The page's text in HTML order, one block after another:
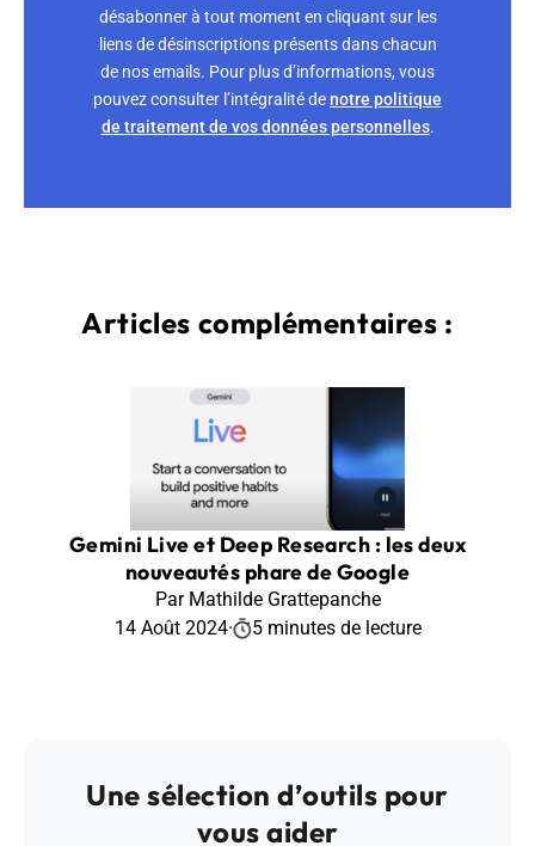
désabonner à tout moment en cliquant sur les
liens de désinscriptions présents dans chacun
de nos emails. Pour plus d’informations, vous
pouvez consulter l’intégralité denotre politique
de traitement de vos données personnelles.
Articles complémentaires :
Gemini Live et Deep Research : les deux
nouveautés phare de Google
Par Mathilde Grattepanche
14 Août 2024· 5 minutes de lecture
Une sélection d’outils pour
vous aider